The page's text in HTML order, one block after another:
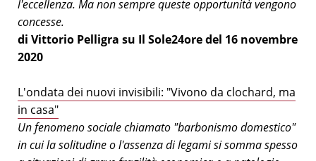
l'eccellenza. Ma non sempre queste opportunità vengono
concesse.
di Vittorio Pelligra su Il Sole24ore del 16 novembre
2020
L'ondata dei nuovi invisibili: "Vivono da clochard, ma
in casa"
Un fenomeno sociale chiamato "barbonismo domestico"
in cui la solitudine o l'assenza di legami si somma spesso